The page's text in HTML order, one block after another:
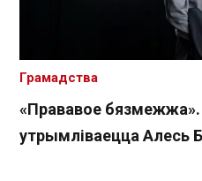
«Прававое бязмежжа».
утрымліваецца Алесь
Грамадства